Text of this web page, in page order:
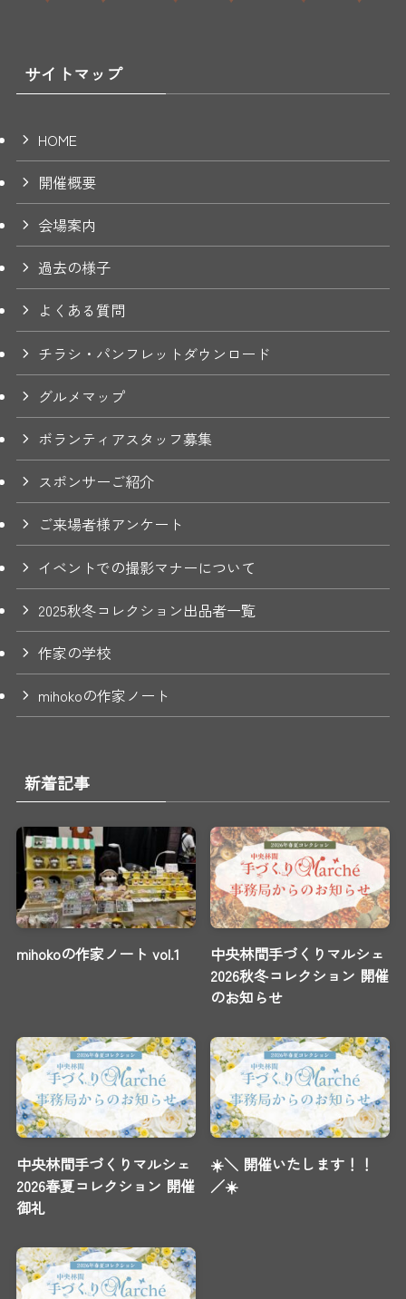
サイトマップ
HOME
開催概要
会場案内
過去の様子
よくある質問
チラシ・パンフレットダウンロード
グルメマップ
ボランティアスタッフ募集
スポンサーご紹介
ご来場者様アンケート
イベントでの撮影マナーについて
2025秋冬コレクション出品者一覧
作家の学校
mihokoの作家ノート
新着記事
mihokoの作家ノート vol.1
中央林間手づくりマルシェ
2026秋冬コレクション 開催
のお知らせ
中央林間手づくりマルシェ
2026春夏コレクション 開催
御礼
☀️＼ 開催いたします！！
／☀️